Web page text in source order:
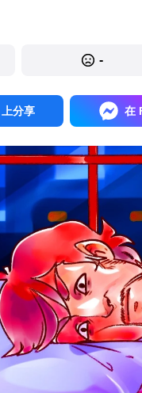
-
分享 在